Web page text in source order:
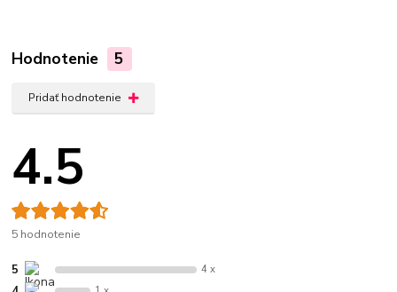
Hodnotenie 5
Pridať hodnotenie
4.5
5 hodnotenie
5 4 x